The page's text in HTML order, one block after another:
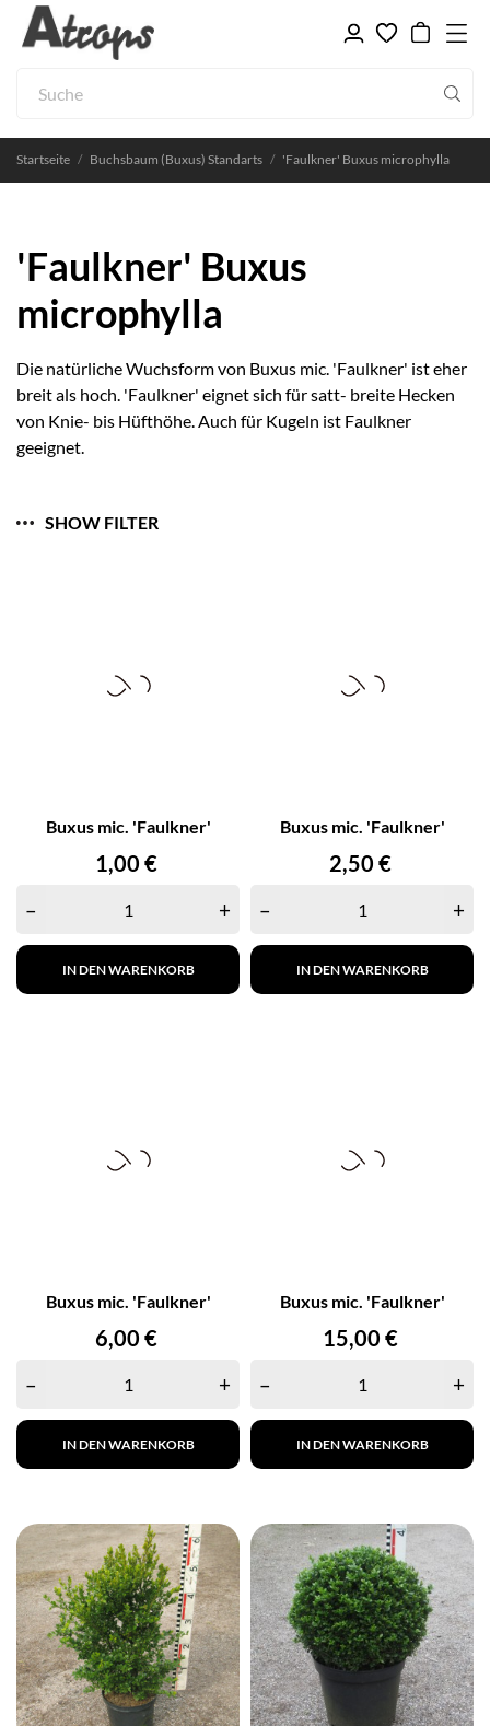
Startseite Buchsbaum (Buxus) Standarts 'Faulkner' Buxus microphylla
'Faulkner' Buxus
microphylla
Die natürliche Wuchsform von Buxus mic. 'Faulkner' ist eher
breit als hoch. 'Faulkner' eignet sich für satt- breite Hecken
von Knie- bis Hüfthöhe. Auch für Kugeln ist Faulkner
geeignet.
SHOW FILTER
Buxus mic. 'Faulkner'
Preis
1,00 €
– +
IN DEN WARENKORB
Buxus mic. 'Faulkner'
Preis
2,50 €
– +
IN DEN WARENKORB
Buxus mic. 'Faulkner'
Preis
6,00 €
– +
IN DEN WARENKORB
Buxus mic. 'Faulkner'
Preis
15,00 €
– +
IN DEN WARENKORB